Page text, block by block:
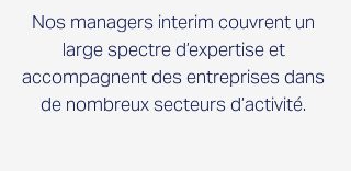
Nos managers interim couvrent un
large spectre d’expertise et
accompagnent des entreprises dans
de nombreux secteurs d’activité.